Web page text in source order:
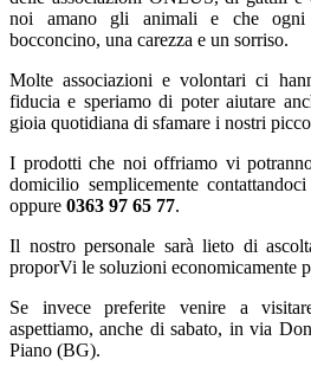
noi amano gli animali e che ogni
bocconcino, una carezza e un sorriso.
Molte associazioni e volontari ci
fiducia e speriamo di poter aiutare
gioia quotidiana di sfamare i nostri
I prodotti che noi offriamo vi potranno
domicilio semplicemente
oppure 0363 97 65 77.
Il nostro personale sarà lieto di
proporVi le soluzioni economicamente
Se invece preferite venire a
aspettiamo, anche di sabato, in via
Piano (BG).